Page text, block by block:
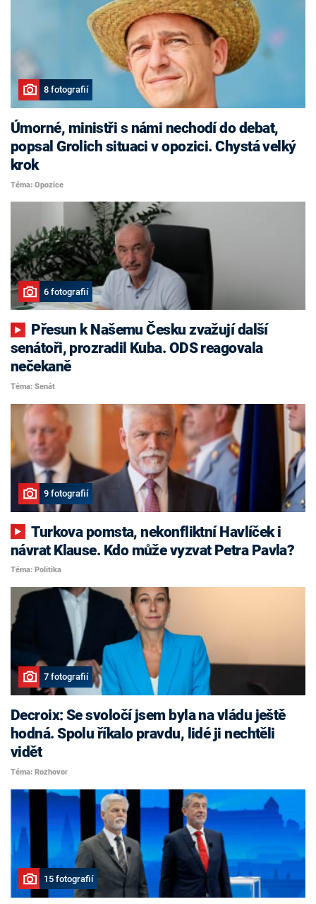
8 fotografií
Úmorné, ministři s námi nechodí do debat,
popsal Grolich situaci v opozici. Chystá velký
krok
Téma: Opozice
6 fotografií
senátoři, prozradil Kuba. ODS reagovala
nečekaně
Téma: Senát
9 fotografií
Turkova pomsta, nekonfliktní Havlíček i
návrat Klause. Kdo může vyzvat Petra Pavla?
Téma: Politika
7 fotografií
Decroix: Se svoločí jsem byla na vládu ještě
hodná. Spolu říkalo pravdu, lidé ji nechtěli
vidět
Téma: Rozhovor
15 fotografií